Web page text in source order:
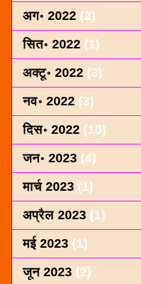
अग॰ 2022 (2)
सित॰ 2022 (1)
अक्टू॰ 2022 (3)
नव॰ 2022 (3)
दिस॰ 2022 (10)
जन॰ 2023 (4)
मार्च 2023 (1)
अप्रैल 2023 (1)
मई 2023 (1)
जून 2023 (2)